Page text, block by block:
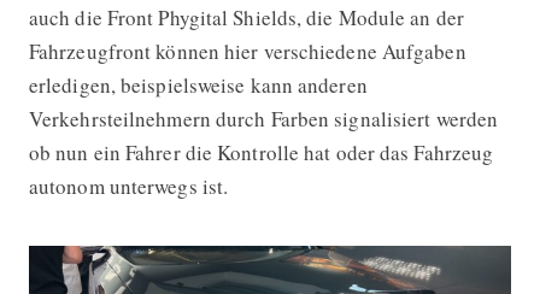
auch die Front Phygital Shields, die Module an der
Fahrzeugfront können hier verschiedene Aufgaben
erledigen, beispielsweise kann anderen
Verkehrsteilnehmern durch Farben signalisiert werden
ob nun ein Fahrer die Kontrolle hat oder das Fahrzeug
autonom unterwegs ist.